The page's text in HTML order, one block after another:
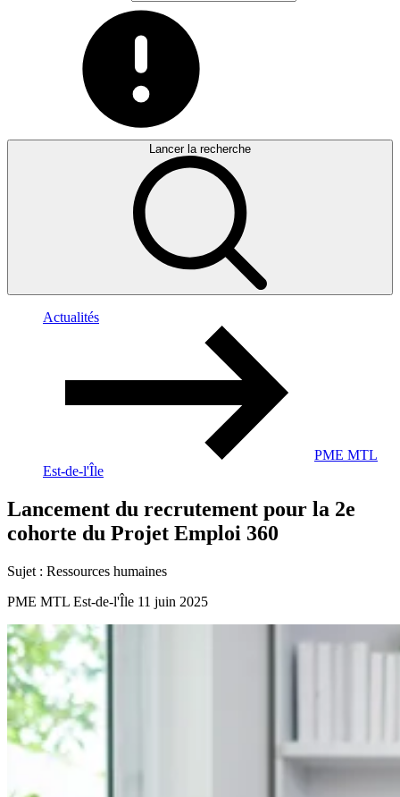
Lancer la recherche
Actualités
PME MTL
Est-de-l'Île
Lancement du recrutement pour la 2e
cohorte du Projet Emploi 360
Sujet : Ressources humaines
PME MTL Est-de-l'Île 11 juin 2025